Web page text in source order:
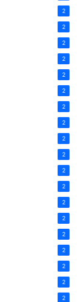
2
2
2
2
2
2
2
2
2
2
2
2
2
2
2
2
2
2
2